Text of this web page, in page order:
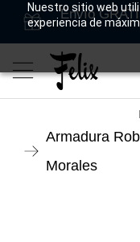
Nuestro sitio web
experiencia de
Envío
Armadura
Morales